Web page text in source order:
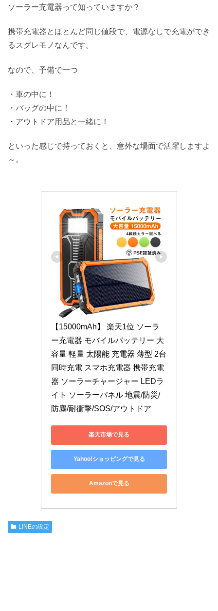
ソーラー充電器って知っていますか？
携帯充電器とほとんど同じ値段で、電源なしで充電ができ
るスグレモノなんです。
なので、予備で一つ
・車の中に！
・バッグの中に！
・アウトドア用品と一緒に！
といった感じで持っておくと、意外な場面で活躍しますよ
～。
【15000mAh】 楽天1位 ソーラ
ー充電器 モバイルバッテリー 大
容量 軽量 太陽能 充電器 薄型 2台
同時充電 スマホ充電器 携帯充電
器 ソーラーチャージャー LEDラ
イト ソーラーパネル 地震/防災/
防塵/耐衝撃/SOS/アウトドア
楽天市場で見る
Yahoo!ショッピングで見る
Amazonで見る
LINEの設定